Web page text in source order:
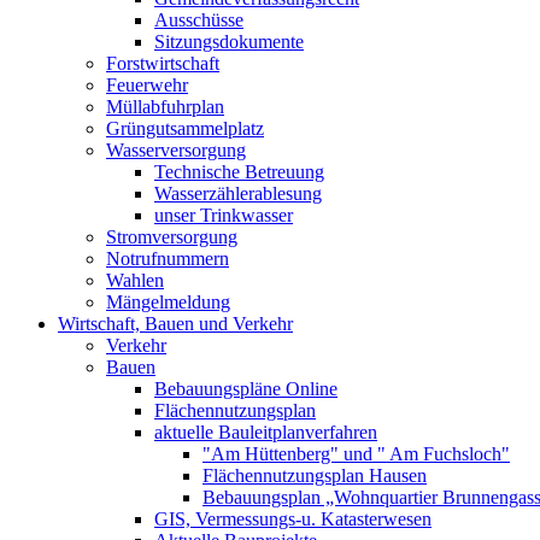
Ausschüsse
Sitzungsdokumente
Forstwirtschaft
Feuerwehr
Müllabfuhrplan
Grüngutsammelplatz
Wasserversorgung
Technische Betreuung
Wasserzählerablesung
unser Trinkwasser
Stromversorgung
Notrufnummern
Wahlen
Mängelmeldung
Wirtschaft, Bauen und Verkehr
Verkehr
Bauen
Bebauungspläne Online
Flächennutzungsplan
aktuelle Bauleitplanverfahren
"Am Hüttenberg" und " Am Fuchsloch"
Flächennutzungsplan Hausen
Bebauungsplan „Wohnquartier
GIS, Vermessungs-u. Katasterwesen